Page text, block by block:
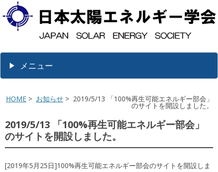
メニュー
HOME > お知らせ > 2019/5/13 「100%再生可能エネルギー部会」
のサイトを開設しました。
2019/5/13 「100%再生可能エネルギー部会」
のサイトを開設しました。
[2019年5月25日]100%再生可能エネルギー部会のサイトを開設しま